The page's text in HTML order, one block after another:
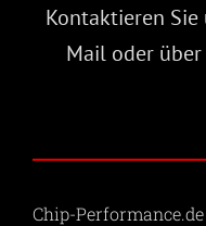
Kontaktieren
Mail oder
Chip-